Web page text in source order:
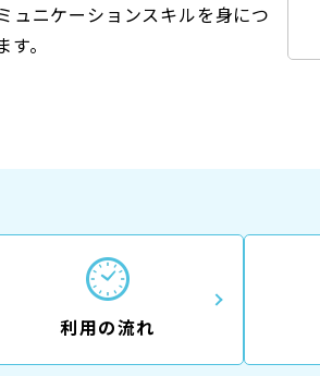
ュニケーションスキルを身につ
。
利用の流れ